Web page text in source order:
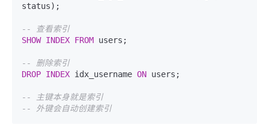
status);
-- 查看索引
SHOW INDEX FROM users;
-- 删除索引
DROP INDEX idx_username ON users;
-- 主键本身就是索引
-- 外键会自动创建索引